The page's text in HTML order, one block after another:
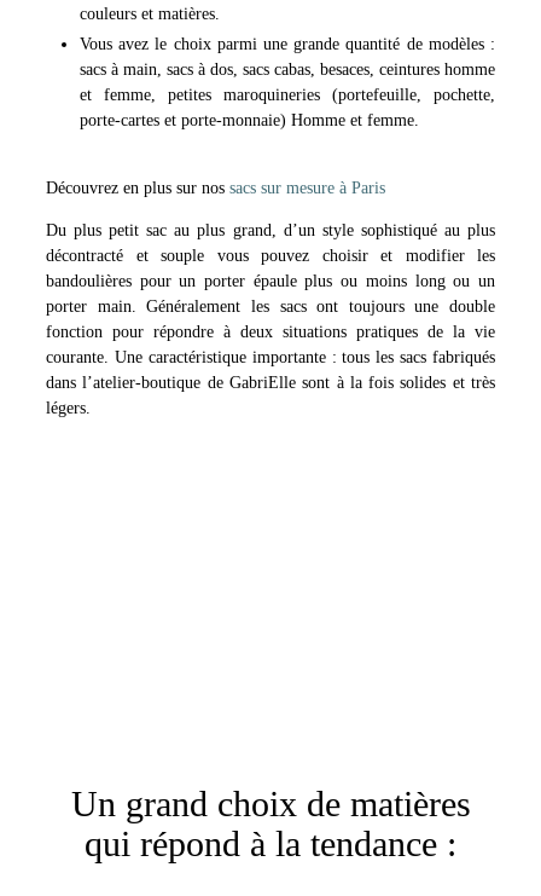
couleurs et matières.
Vous avez le choix parmi une grande quantité de modèles :
sacs à main, sacs à dos, sacs cabas, besaces, ceintures homme
et femme, petites maroquineries (portefeuille, pochette,
porte-cartes et porte-monnaie) Homme et femme.
Découvrez en plus sur nos sacs sur mesure à Paris
Du plus petit sac au plus grand, d’un style sophistiqué au plus
décontracté et souple vous pouvez choisir et modifier les
bandoulières pour un porter épaule plus ou moins long ou un
porter main. Généralement les sacs ont toujours une double
fonction pour répondre à deux situations pratiques de la vie
courante. Une caractéristique importante : tous les sacs fabriqués
dans l’atelier-boutique de GabriElle sont à la fois solides et très
légers.
Un grand choix de matières
qui répond à la tendance :